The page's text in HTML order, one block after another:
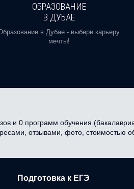
ОБРАЗОВАНИЕ
В ДУБАЕ
в Дубае - выбери карьеру
мечты!
и 0 программ обучения
отзывами, фото, стоимостью
Подготовка к ЕГЭ